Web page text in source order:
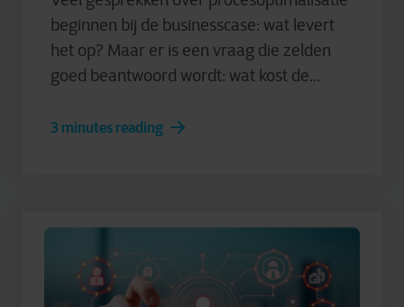
beginnen bij de businesscase: wat levert
het op? Maar er is een vraag die zelden
goed beantwoord wordt: wat kost de...
3 minutes reading